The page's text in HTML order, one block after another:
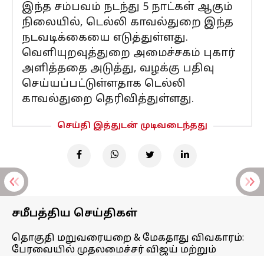
இந்த சம்பவம் நடந்து 5 நாட்கள் ஆகும்
நிலையில், டெல்லி காவல்துறை இந்த
நடவடிக்கையை எடுத்துள்ளது.
வெளியுறவுத்துறை அமைச்சகம் புகார்
அளித்ததை அடுத்து, வழக்கு பதிவு
செய்யப்பட்டுள்ளதாக டெல்லி
காவல்துறை தெரிவித்துள்ளது.
செய்தி இத்துடன் முடிவடைந்தது
சமீபத்திய செய்திகள்
தொகுதி மறுவரையறை & மேகதாது விவகாரம்:
பேரவையில் முதலமைச்சர் விஜய் மற்றும்